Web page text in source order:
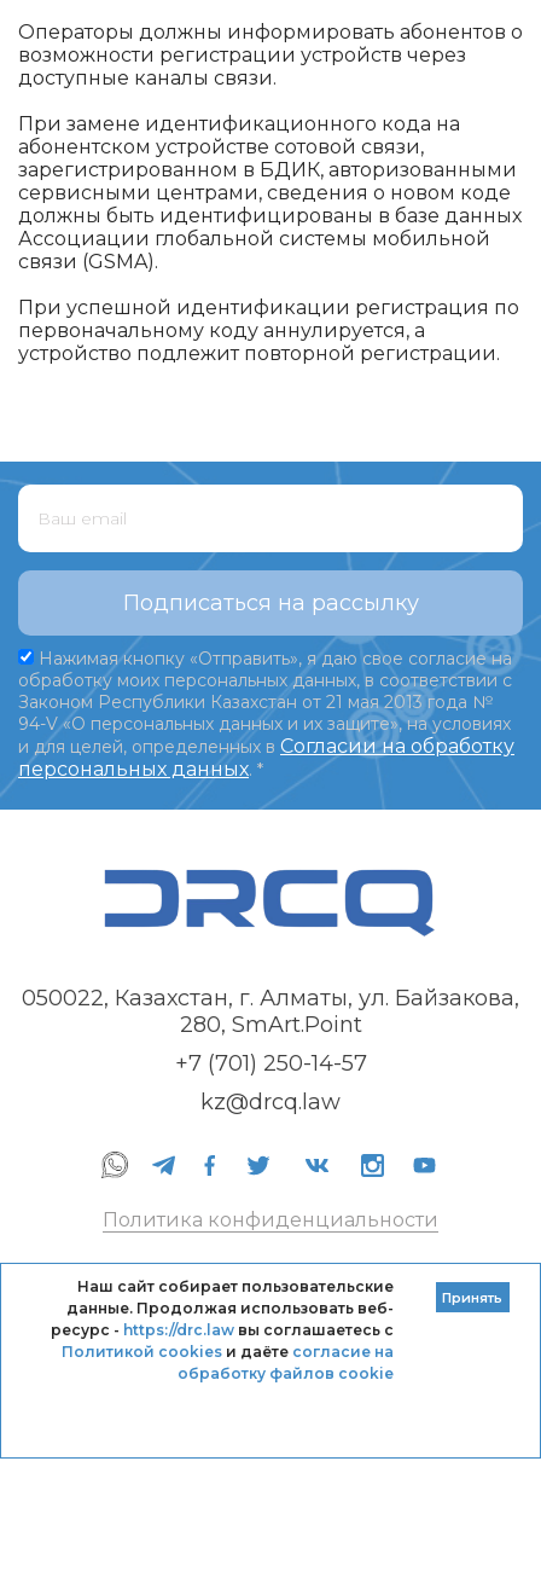
Операторы должны информировать абонентов о
возможности регистрации устройств через
доступные каналы связи.
При замене идентификационного кода на
абонентском устройстве сотовой связи,
зарегистрированном в БДИК, авторизованными
сервисными центрами, сведения о новом коде
должны быть идентифицированы в базе данных
Ассоциации глобальной системы мобильной
связи (GSMA).
При успешной идентификации регистрация по
первоначальному коду аннулируется, а
устройство подлежит повторной регистрации.
Подписаться на рассылку
Нажимая кнопку «Отправить», я даю свое согласие на
обработку моих персональных данных, в соответствии с
Законом Республики Казахстан от 21 мая 2013 года №
94-V «О персональных данных и их защите», на условиях
и для целей, определенных в Согласии на обработку
персональных данных. *
050022, Казахстан, г. Алматы, ул. Байзакова,
280, SmArt.Point
+7 (701) 250-14-57
kz@drcq.law
Политика конфиденциальности
Кодекс профессиональной этики DRC
Правила оказания услуг
Наш сайт собирает пользовательские
данные. Продолжая использовать веб-
ресурс - https://drc.lawвы соглашаетесь с
Политикой cookiesи даёте согласие на
обработку файлов cookie
Принять